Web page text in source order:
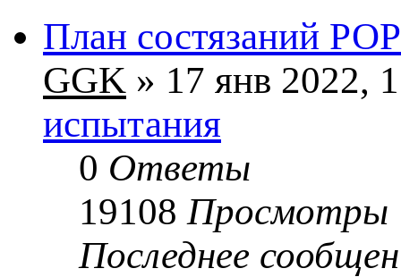
План состязаний
GGK » 17 янв 2022,
испытания
0 Ответы
19108 Просмотры
Последнее